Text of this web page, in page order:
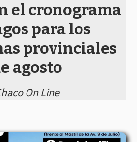
el cronograma
para los
provinciales
agosto
On Line